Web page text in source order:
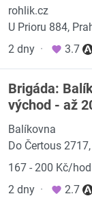
rohlik.cz
U Prioru 884,
2 dny · 3.7
Brigáda:
východ - až
Balíkovna
Do Čertous
167 - 200 Kč/
2 dny · 2.7